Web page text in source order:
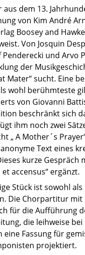
aus dem 13.
von Kim André
Boosey and
Von Josquin
und Arvo
der
Mater“ sucht. Eine
wohl berühmteste
von Giovanni
beschränkt sich
ihm noch zwei
„ A Mother´s
Text eines
kurze Gespräch
accensus“ ergänzt.
Stück ist sowohl
Die Chorpartitur
für die Aufführung
die leihweise
eine Fassung für
projektiert.